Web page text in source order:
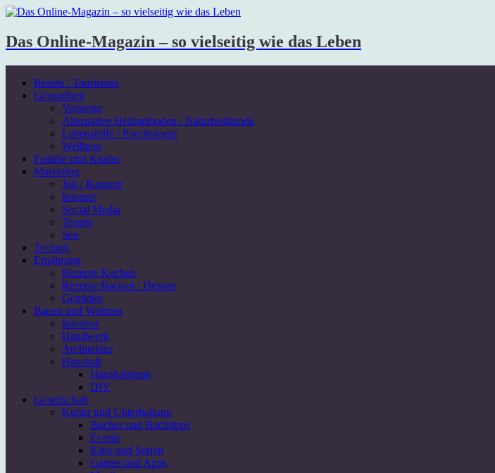
Das Online-Magazin – so vielseitig wie das Leben
Reisen / Tourismus
Gesundheit
Vorsorge
Alternative Heilmethoden / Naturheilkunde
Lebenshilfe / Psychologie
Wellness
Familie und Kinder
Marketing
Job / Karriere
Internet
Social Media
Texten
Seo
Technik
Ernährung
Rezepte Kochen
Rezepte Backen / Dessert
Getränke
Bauen und Wohnen
Interieur
Handwerk
Architektur
Haushalt
Haushalttipps
DIY
Gesellschaft
Kultur und Unterhaltung
Bücher und Buchtipps
Events
Kino und Serien
Games und Apps